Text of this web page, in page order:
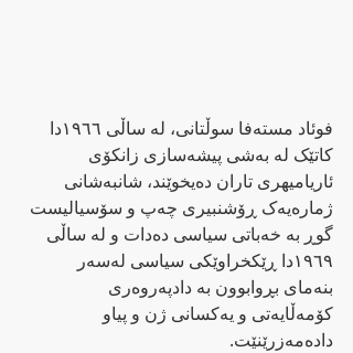
فوئاد مستەفا سوڵتانی، لە ساڵی ١٩٦٦دا
کاتێک لە بەشی پیشەسازی زانکۆی
ئاریامیهری تاران دەیخوێند، شانبەشانی
ژمارەیەک ڕۆشنبیری چەپ و سۆسیالیست
گوڕ بە خەباتی سیاسی دەدات و لە ساڵی
١٩٦٩دا ڕێکخراوێکی سیاسی لەسەر
بنەمای بڕوابوون بە دادپەروەری
کۆمەڵایەتی و یەکسانی ژن و پیاو
دادەمەزرێنێت.